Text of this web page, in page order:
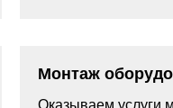
Монтаж